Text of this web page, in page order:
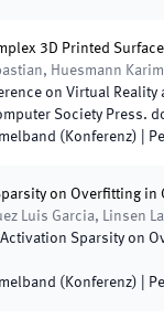
3D Printed
Huesmann
on Virtual
Society Press.
(Konferenz) |
on Overfitting
Luis Garcia, Linsen
Activation Sparsity on
(Konferenz) |